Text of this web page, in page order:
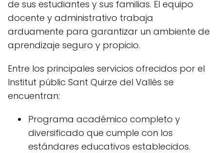
de sus estudiantes y sus familias. El equipo
docente y administrativo trabaja
arduamente para garantizar un ambiente de
aprendizaje seguro y propicio.
Entre los principales servicios ofrecidos por el
Institut públic Sant Quirze del Vallès se
encuentran:
Programa académico completo y
diversificado que cumple con los
estándares educativos establecidos.